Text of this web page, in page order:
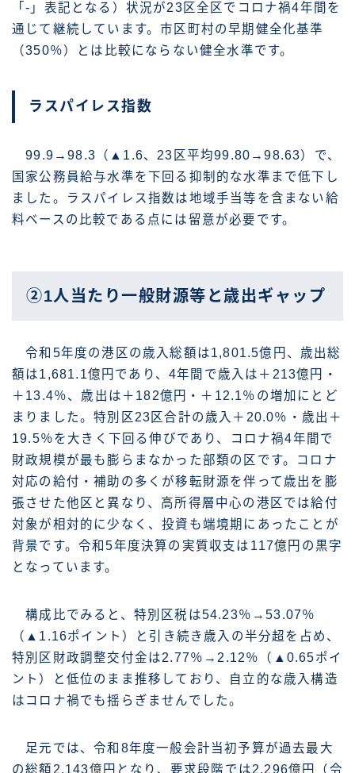
「-」表記となる）状況が23区全区でコロナ禍4年間を
通じて継続しています。市区町村の早期健全化基準
（350％）とは比較にならない健全水準です。
ラスパイレス指数
99.9→98.3（▲1.6、23区平均99.80→98.63）で、
国家公務員給与水準を下回る抑制的な水準まで低下し
ました。ラスパイレス指数は地域手当等を含まない給
料ベースの比較である点には留意が必要です。
②1人当たり一般財源等と歳出ギャップ
令和5年度の港区の歳入総額は1,801.5億円、歳出総
額は1,681.1億円であり、4年間で歳入は＋213億円・
＋13.4％、歳出は＋182億円・＋12.1％の増加にとど
まりました。特別区23区合計の歳入＋20.0％・歳出＋
19.5％を大きく下回る伸びであり、コロナ禍4年間で
財政規模が最も膨らまなかった部類の区です。コロナ
対応の給付・補助の多くが移転財源を伴って歳出を膨
張させた他区と異なり、高所得層中心の港区では給付
対象が相対的に少なく、投資も端境期にあったことが
背景です。令和5年度決算の実質収支は117億円の黒字
となっています。
構成比でみると、特別区税は54.23％→53.07％
（▲1.16ポイント）と引き続き歳入の半分超を占め、
特別区財政調整交付金は2.77％→2.12％（▲0.65ポイ
ント）と低位のまま推移しており、自立的な歳入構造
はコロナ禍でも揺らぎませんでした。
足元では、令和8年度一般会計当初予算が過去最大
の総額2,143億円となり、要求段階では2,296億円（令